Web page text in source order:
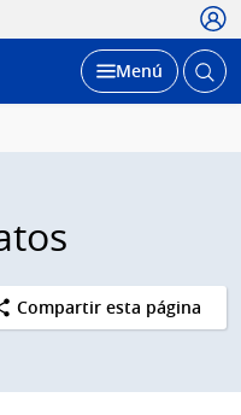
Desplegar
Menú Abrir
Compartir esta página